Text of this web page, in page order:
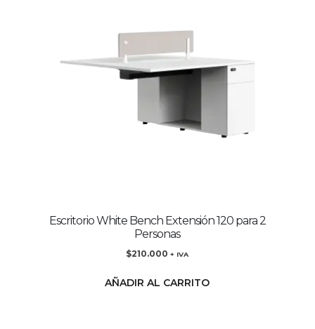
Escritorio White Bench Extensión 120 para 2
Personas
$210.000 + IVA
AÑADIR AL CARRITO